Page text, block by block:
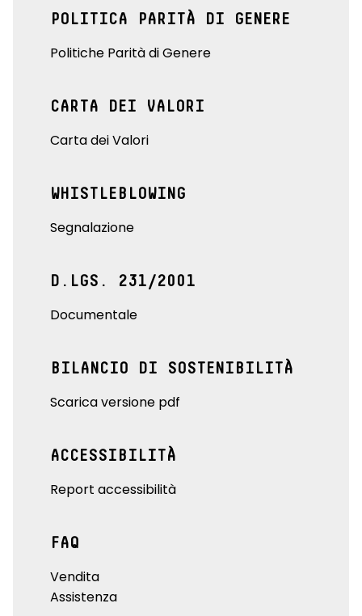
POLITICA PARITÀ DI GENERE
Politiche Parità di Genere
CARTA DEI VALORI
Carta dei Valori
WHISTLEBLOWING
Segnalazione
D.LGS. 231/2001
Documentale
BILANCIO DI SOSTENIBILITÀ
Scarica versione pdf
ACCESSIBILITÀ
Report accessibilità
FAQ
Vendita
Assistenza